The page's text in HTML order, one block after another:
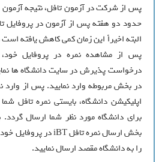
پس از شرکت در آزمون تافل، نتیجه آزمون
حدود دو هفته پس از آزمون در پروفایل
پس از مشاهده نمره در پروفایل
درخواست پذیرش در سایت دانشگاه ها
در بخش مربوطه وارد نمایید. پس از وارد
برای دانشگاه مورد نظر شما ارسال
را به دانشگاه مقصد ارسال نمایید.